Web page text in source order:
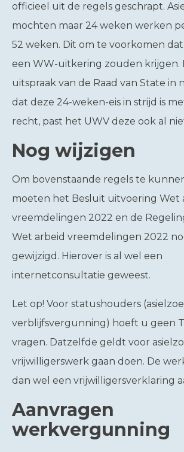
officieel uit de regels geschrapt.
mochten maar 24 weken werken
52 weken. Dit om te voorkomen
een WW-uitkering zouden krijgen.
uitspraak van de Raad van State in
dat deze 24-weken-eis in strijd is
recht, past het UWV deze ook al
Nog wijzigen
Om bovenstaande regels te
moeten het Besluit uitvoering Wet
vreemdelingen 2022 en de
Wet arbeid vreemdelingen 2022
gewijzigd. Hierover is al wel een
internetconsultatie geweest.
Let op! Voor statushouders
verblijfsvergunning) hoeft u geen
vragen. Datzelfde geldt voor
vrijwilligerswerk gaan doen. De
dan wel een vrijwilligersverklaring
Aanvragen
werkvergunning